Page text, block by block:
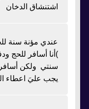
اشتنشاق الدخان
عندي مؤنة سنة
)أنا أسافر للحج
سنتي ولكن
يجب عليَ اعطاء